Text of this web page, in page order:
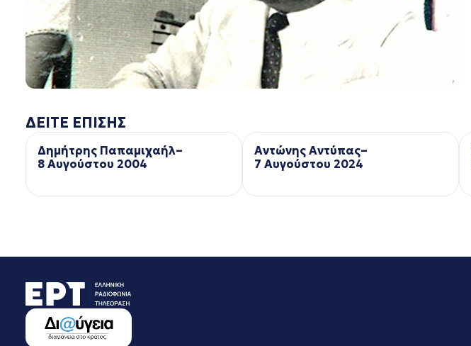
ΔΕΙΤΕ ΕΠΙΣΗΣ
Δημήτρης Παπαμιχαήλ–
8 Αυγούστου 2004
Αντώνης Αντύπας–
7 Αυγούστου 2024